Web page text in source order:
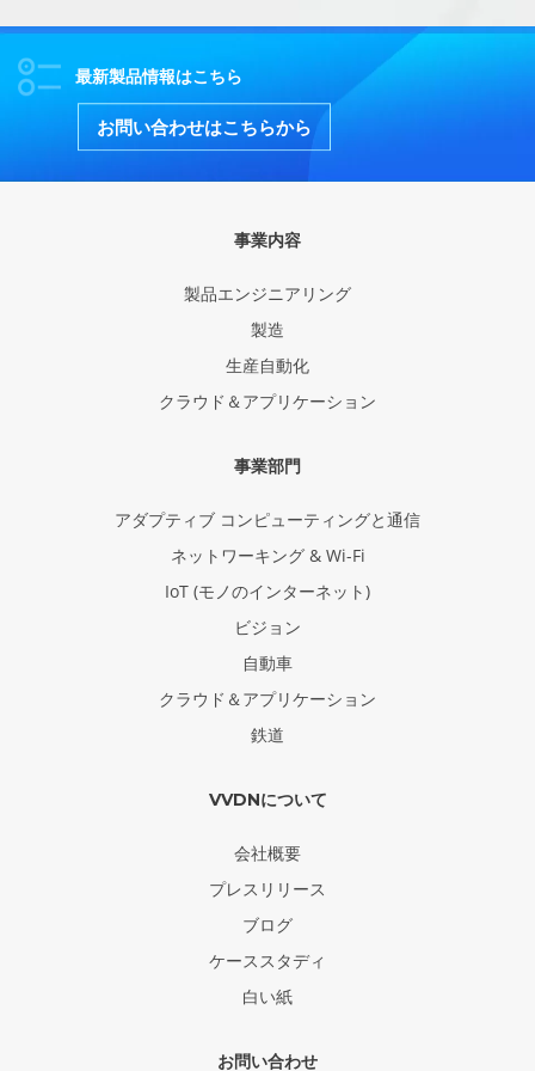
最新製品情報はこちら
お問い合わせはこちらから
事業内容
製品エンジニアリング
製造
生産自動化
クラウド＆アプリケーション
事業部門
アダプティブ コンピューティングと通信
ネットワーキング & Wi-Fi
IoT (モノのインターネット)
ビジョン
自動車
クラウド＆アプリケーション
鉄道
VVDNについて
会社概要
プレスリリース
ブログ
ケーススタディ
白い紙
お問い合わせ